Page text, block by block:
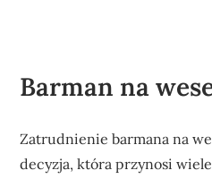
Barman na
Zatrudnienie barmana na
decyzja, która przynosi